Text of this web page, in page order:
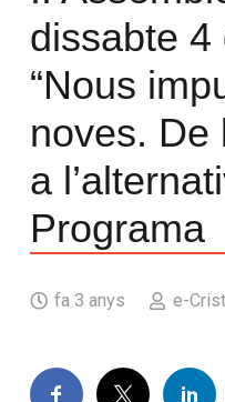
dissabte 4
“Nous
noves. De
a
Programa
fa 3 anys e-